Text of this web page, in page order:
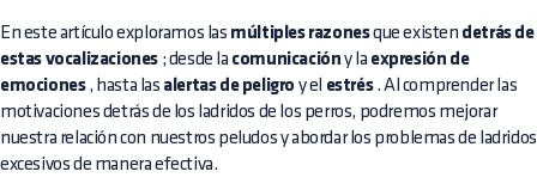
En este artículo exploramos las múltiples razonesque existen detrás de
estas vocalizaciones ; desde la comunicación y la expresión de
emociones, hasta las alertas de peligro y el estrés. Al comprender las
motivaciones detrás de los ladridos de los perros, podremos mejorar
nuestra relación con nuestros peludos y abordar los problemas de ladridos
excesivos de manera efectiva.